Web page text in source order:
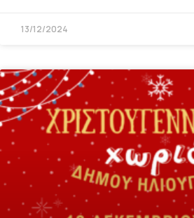
13/12/2024